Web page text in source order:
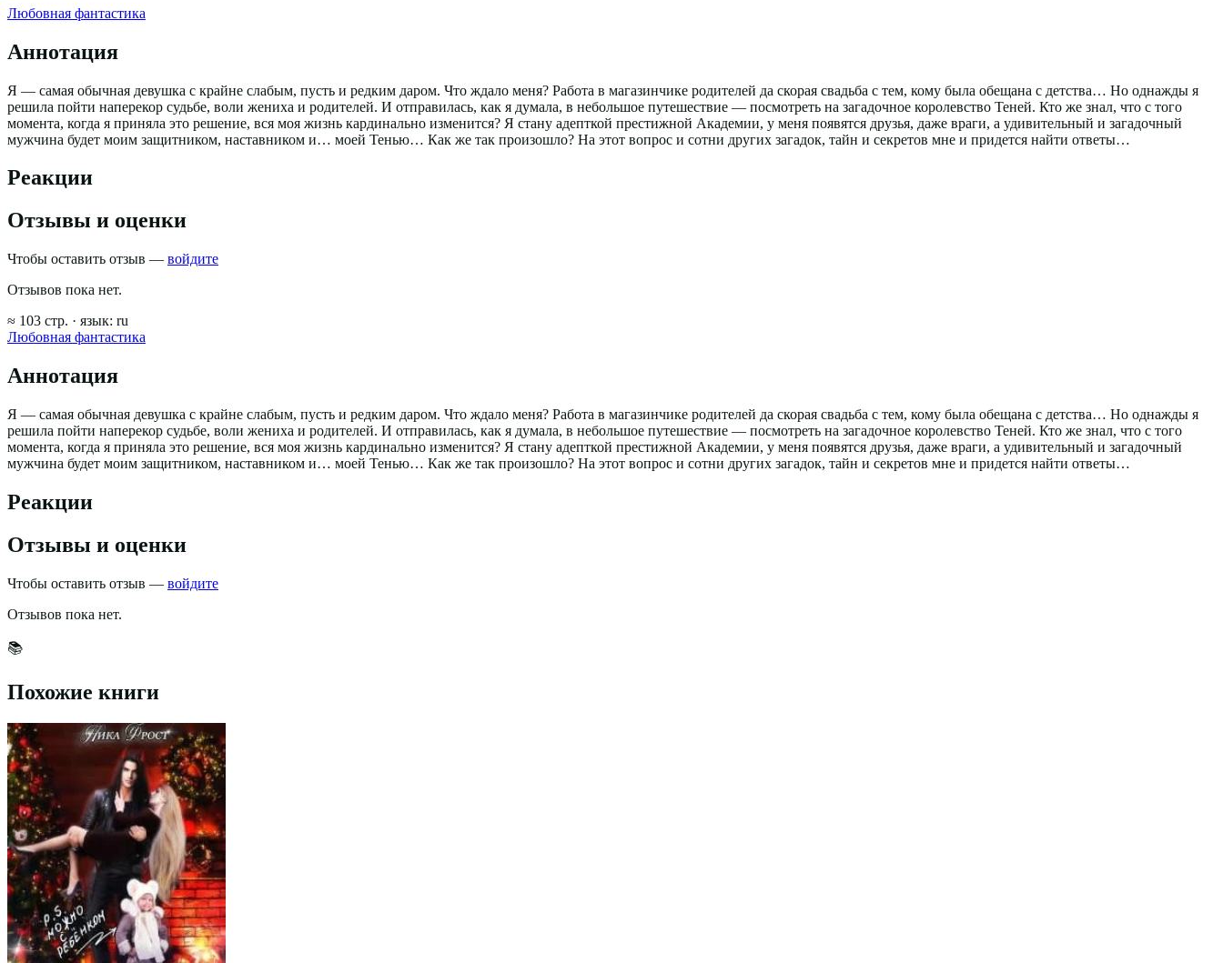
Любовная фантастика
Аннотация
Я — самая обычная девушка с крайне слабым, пусть и редким даром. Что ждало меня? Работа в магазинчике родителей да скорая свадьба с тем, кому была обещана с детства… Но однажды я
решила пойти наперекор судьбе, воли жениха и родителей. И отправилась, как я думала, в небольшое путешествие — посмотреть на загадочное королевство Теней. Кто же знал, что с того
момента, когда я приняла это решение, вся моя жизнь кардинально изменится? Я стану адепткой престижной Академии, у меня появятся друзья, даже враги, а удивительный и загадочный
мужчина будет моим защитником, наставником и… моей Тенью… Как же так произошло? На этот вопрос и сотни других загадок, тайн и секретов мне и придется найти ответы…
Реакции
Отзывы и оценки
Чтобы оставить отзыв — войдите
Отзывов пока нет.
≈ 103 стр. · язык: ru
Любовная фантастика
Аннотация
Я — самая обычная девушка с крайне слабым, пусть и редким даром. Что ждало меня? Работа в магазинчике родителей да скорая свадьба с тем, кому была обещана с детства… Но однажды я
решила пойти наперекор судьбе, воли жениха и родителей. И отправилась, как я думала, в небольшое путешествие — посмотреть на загадочное королевство Теней. Кто же знал, что с того
момента, когда я приняла это решение, вся моя жизнь кардинально изменится? Я стану адепткой престижной Академии, у меня появятся друзья, даже враги, а удивительный и загадочный
мужчина будет моим защитником, наставником и… моей Тенью… Как же так произошло? На этот вопрос и сотни других загадок, тайн и секретов мне и придется найти ответы…
Реакции
Отзывы и оценки
Чтобы оставить отзыв — войдите
Отзывов пока нет.
📚
Похожие книги